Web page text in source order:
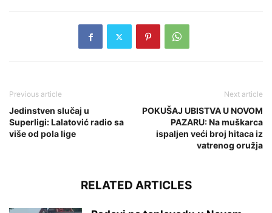
Previous article
Jedinstven slučaj u
Superligi: Lalatović radio sa
više od pola lige
Next article
POKUŠAJ UBISTVA U NOVOM
PAZARU: Na muškarca
ispaljen veći broj hitaca iz
vatrenog oružja
RELATED ARTICLES